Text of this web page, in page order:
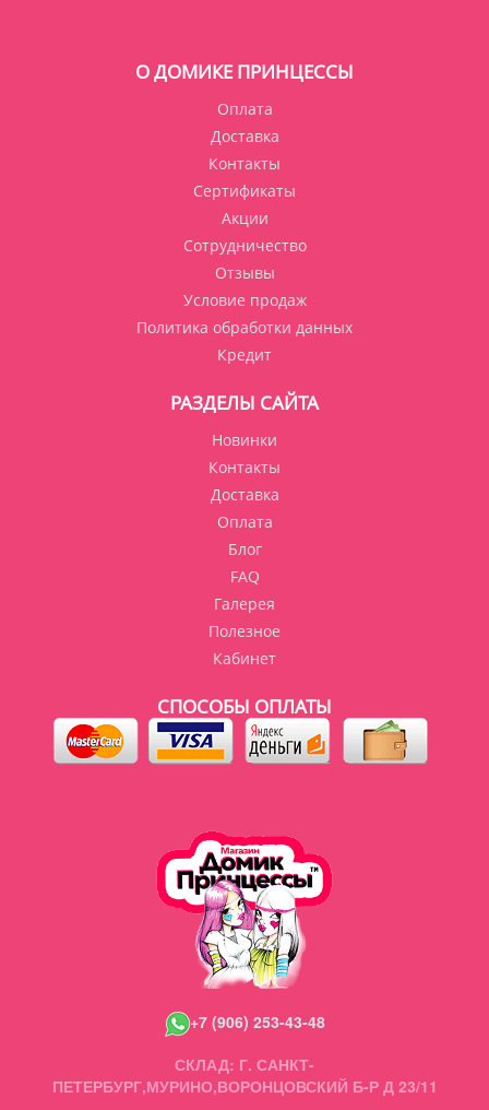
О ДОМИКЕ ПРИНЦЕССЫ
Оплата
Доставка
Контакты
Сертификаты
Акции
Сотрудничество
Отзывы
Условие продаж
Политика обработки данных
Кредит
РАЗДЕЛЫ САЙТА
Новинки
Контакты
Доставка
Оплата
Блог
FAQ
Галерея
Полезное
Кабинет
СПОСОБЫ ОПЛАТЫ
+7 (906) 253-43-48
СКЛАД: Г. САНКТ-
ПЕТЕРБУРГ,МУРИНО,ВОРОНЦОВСКИЙ Б-Р Д 23/11